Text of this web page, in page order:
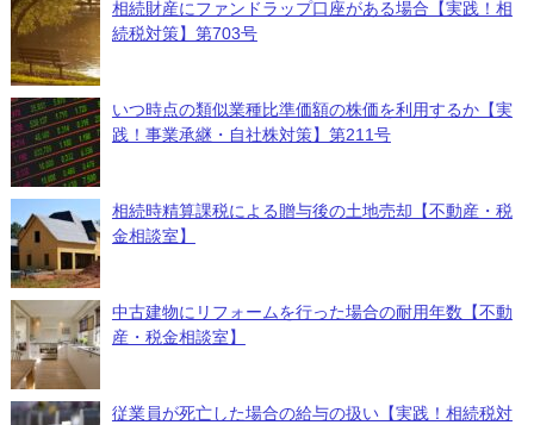
相続財産にファンドラップ口座がある場合【実践！相
続税対策】第703号
いつ時点の類似業種比準価額の株価を利用するか【実
践！事業承継・自社株対策】第211号
相続時精算課税による贈与後の土地売却【不動産・税
金相談室】
中古建物にリフォームを行った場合の耐用年数【不動
産・税金相談室】
従業員が死亡した場合の給与の扱い【実践！相続税対